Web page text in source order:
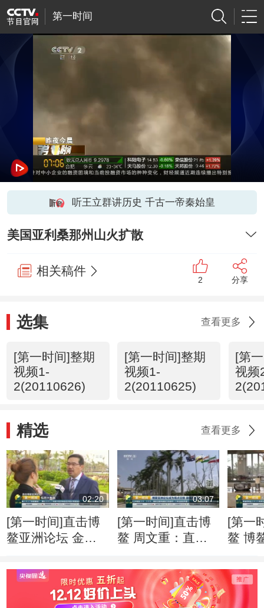
第一时间
听王立群讲历史 千古一帝秦始皇
美国亚利桑那州山火扩散
相关稿件
2 分享
选集 查看更多
[第一时间]整期
视频1-
2(20110626)
[第一时间]整期
视频1-
2(20110625)
[第
视频
精选 查看更多
02:20
[第一时间]直击博
鳌亚洲论坛 金融
管面临更多挑战
03:07
[第一时间]直击博
鳌 周文重：直面
洲应发出自己的声
音
[第一
鳌 博
就绪